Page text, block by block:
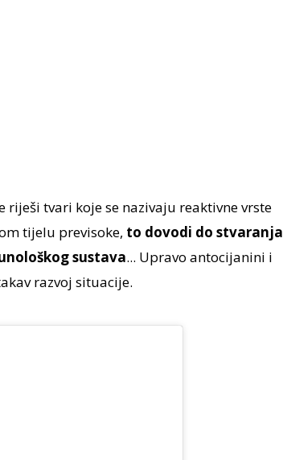
riješi tvari koje se nazivaju reaktivne vrste
tijelu previsoke, to dovodi do stvaranja
sustava... Upravo antocijanini i
razvoj situacije.